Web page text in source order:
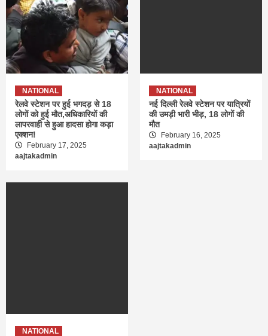
NATIONAL
रेलवे स्टेशन पर हुई भगदड़ से 18
लोगों को हुई मौत,अधिकारियों की
लापरवाही से हुआ हादसा होगा कड़ा
एक्शन!
February 17, 2025
aajtakadmin
NATIONAL
नई दिल्ली रेलवे स्टेशन पर यात्रियों
की उमड़ी भारी भीड़, 18 लोगों की
मौत
February 16, 2025
aajtakadmin
NATIONAL